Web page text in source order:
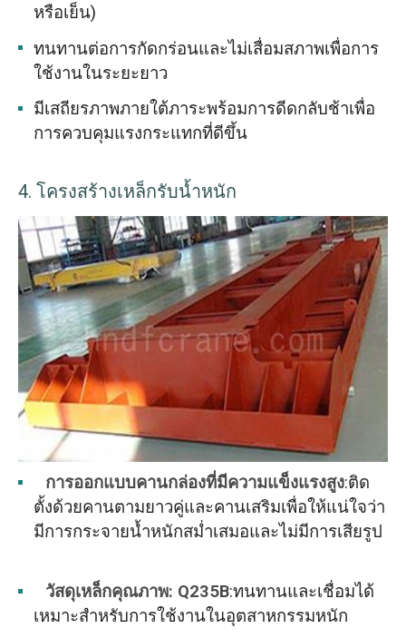
หรือเย็น)
ทนทานต่อการกัดกร่อนและไม่เสื่อมสภาพเพื่อการ
ใช้งานในระยะยาว
มีเสถียรภาพภายใต้ภาระพร้อมการดีดกลับช้าเพื่อ
การควบคุมแรงกระแทกที่ดีขึ้น
4. โครงสร้างเหล็กรับน้ำหนัก
การออกแบบคานกล่องที่มีความแข็งแรงสูง:ติด
ตั้งด้วยคานตามยาวคู่และคานเสริมเพื่อให้แน่ใจว่า
มีการกระจายน้ำหนักสม่ำเสมอและไม่มีการเสียรูป
วัสดุเหล็กคุณภาพ: Q235B:ทนทานและเชื่อมได้
เหมาะสำหรับการใช้งานในอุตสาหกรรมหนัก